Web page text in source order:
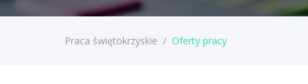
Praca świętokrzyskie / Oferty pracy